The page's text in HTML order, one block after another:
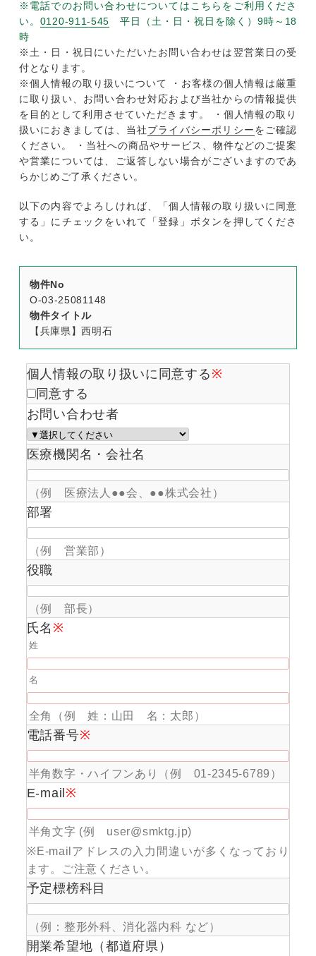
※電話でのお問い合わせについてはこちらをご利用くださ
い。 0120-911-545 平日（土・日・祝日を除く）9時～18
時
※土・日・祝日にいただいたお問い合わせは翌営業日の受
付となります。
※個人情報の取り扱いについて ・お客様の個人情報は厳重
に取り扱い、お問い合わせ対応および当社からの情報提供
を目的として利用させていただきます。 ・個人情報の取り
扱いにおきましては、当社プライバシーポリシーをご確認
ください。 ・当社への商品やサービス、物件などのご提案
や営業については、ご返答しない場合がございますのであ
らかじめご了承ください。
以下の内容でよろしければ、「個人情報の取り扱いに同意
する」にチェックをいれて「登録」ボタンを押してくださ
い。
物件No
O-03-25081148
物件タイトル
【兵庫県】西明石
個人情報の取り扱いに同意する ※
同意する
お問い合わせ者
医療機関名・会社名
（例 医療法人●●会、●●株式会社）
部署
（例 営業部）
役職
（例 部長）
氏名 ※
姓
名
全角（例 姓：山田 名：太郎）
電話番号※
半角数字・ハイフンあり（例 01-2345-6789）
E-mail※
半角文字 (例 user@smktg.jp)
※E-mailアドレスの入力間違いが多くなっており
ます。ご注意ください。
予定標榜科目
（例：整形外科、消化器内科 など）
開業希望地（都道府県）